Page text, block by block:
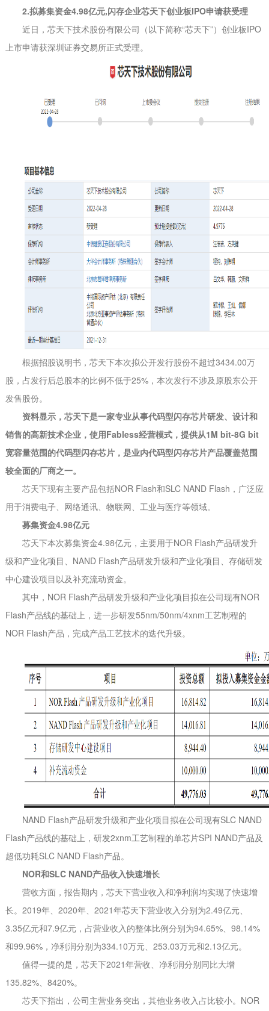
2.拟募集资金4.98亿元,闪存企业芯天下创业板IPO申请获受理
近日，芯天下技术股份有限公司（以下简称“芯天下”）创业板IPO
上市申请获深圳证券交易所正式受理。
根据招股说明书，芯天下本次拟公开发行股份不超过3434.00万
股，占发行后总股本的比例不低于25%，本次发行不涉及原股东公开
发售股份。
资料显示，芯天下是一家专业从事代码型闪存芯片研发、设计和
销售的高新技术企业，使用Fabless经营模式，提供从1M bit-8G bit
宽容量范围的代码型闪存芯片，是业内代码型闪存芯片产品覆盖范围
较全面的厂商之一。
芯天下现有主要产品包括NOR Flash和SLC NAND Flash，广泛应
用于消费电子、网络通讯、物联网、工业与医疗等领域。
募集资金4.98亿元
芯天下本次募集资金4.98亿元，主要用于NOR Flash产品研发升
级和产业化项目、NAND Flash产品研发升级和产业化项目、存储研发
中心建设项目以及补充流动资金。
其中，NOR Flash产品研发升级和产业化项目拟在公司现有NOR
Flash产品线的基础上，进一步研发55nm/50nm/4xnm工艺制程的
NOR Flash产品，完成产品工艺技术的迭代升级。
NAND Flash产品研发升级和产业化项目拟在公司现有SLC NAND
Flash产品线的基础上，研发2xnm工艺制程的单芯片SPI NAND产品及
超低功耗SLC NAND Flash产品。
NOR和SLC NAND产品收入快速增长
营收方面，报告期内，芯天下营业收入和净利润均实现了快速增
长。2019年、2020年、2021年芯天下营业收入分别为2.49亿元、
3.35亿元和7.9亿元，占营业收入的整体比例分别为94.65%、98.14%
和99.96%，净利润分别为334.10万元、253.03万元和2.13亿元。
值得一提的是，芯天下2021年营收、净利润分别同比大增
135.82%、8420%。
芯天下指出，公司主营业务突出，其他业务收入占比较小。NOR